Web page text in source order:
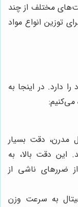
مختلف از چند
توزین انواع مواد
دارد. در اینجا به
می‌کنیم:
مدرن، دقت بسیار
این دقت بالا، به
ضررهای ناشی از
به سرعت وزن